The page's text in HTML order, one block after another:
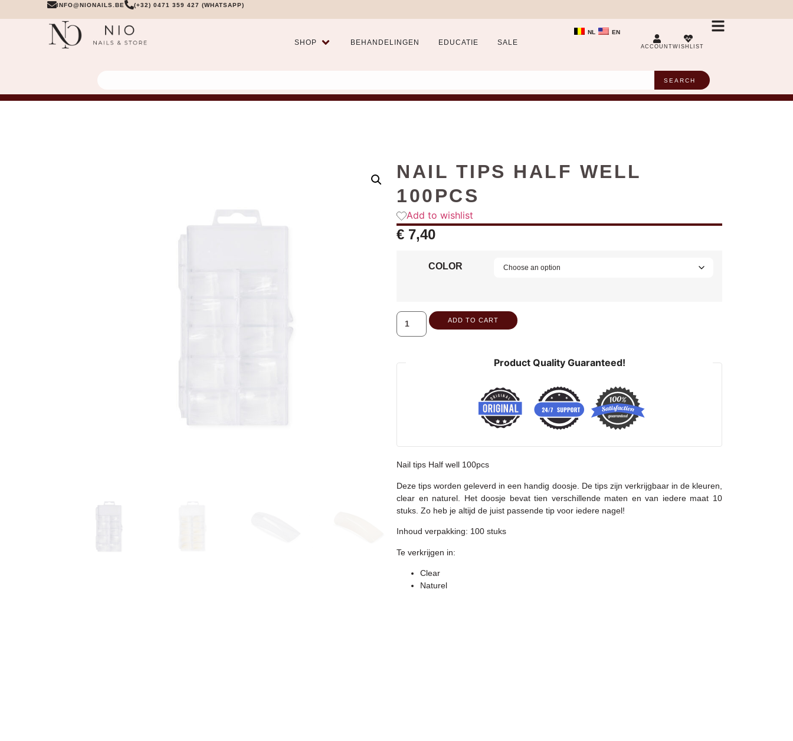
INFO@NIONAILS.BE (+32) 0471 359 427 (WHATSAPP)
SHOP BEHANDELINGEN EDUCATIE SALE
NL EN
ACCOUNTWISHLIST
SEARCH
NAIL TIPS HALF WELL
100PCS
Add to wishlist
€ 7,40
COLOR
ADD TO CART
Product Quality Guaranteed!
Nail tips Half well 100pcs
Deze tips worden geleverd in een handig doosje. De tips zijn verkrijgbaar in de kleuren,
clear en naturel. Het doosje bevat tien verschillende maten en van iedere maat 10
stuks. Zo heb je altijd de juist passende tip voor iedere nagel!
Inhoud verpakking: 100 stuks
Te verkrijgen in:
Clear
Naturel